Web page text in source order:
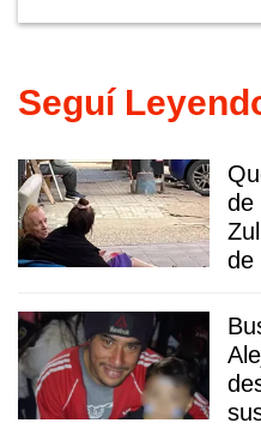
Seguí
de
de